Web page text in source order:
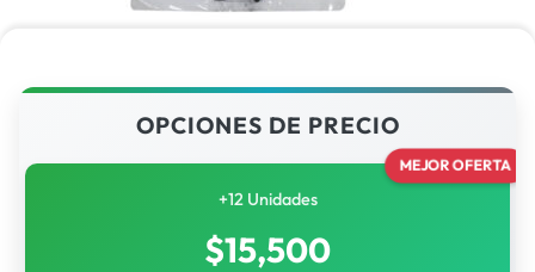
OPCIONES DE PRECIO
MEJOR OFERTA
+12 Unidades
$15,500